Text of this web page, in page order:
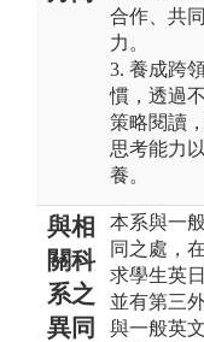
合作、共
力。
3. 養成跨
慣，透過
策略閱讀
思考能力
養。
與相
關科
系之
異同
本系與一
同之處，
求學生英
並有第三
與一般英